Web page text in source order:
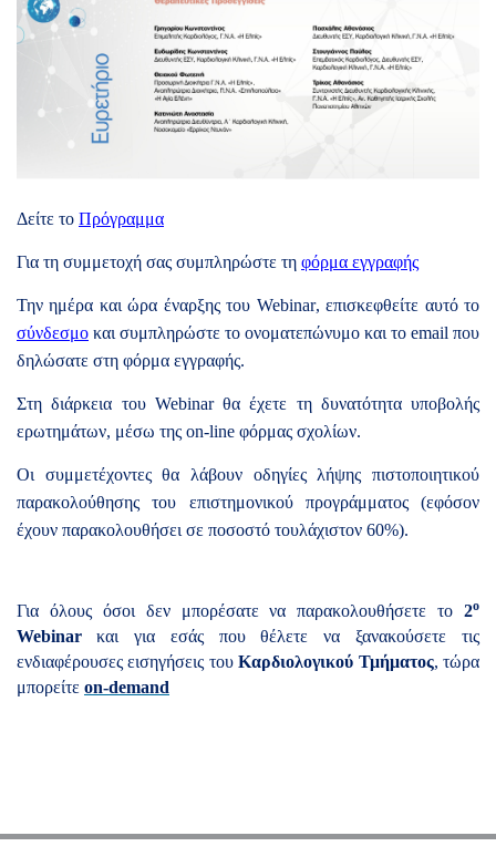
Δείτε το Πρόγραμμα
Για τη συμμετοχή σας συμπληρώστε τη φόρμα εγγραφής
Την ημέρα και ώρα έναρξης του Webinar, επισκεφθείτε αυτό το
σύνδεσμο και συμπληρώστε το ονοματεπώνυμο και το email που
δηλώσατε στη φόρμα εγγραφής.
Στη διάρκεια του Webinar θα έχετε τη δυνατότητα υποβολής
ερωτημάτων, μέσω της on-line φόρμας σχολίων.
Οι συμμετέχοντες θα λάβουν οδηγίες λήψης πιστοποιητικού
παρακολούθησης του επιστημονικού προγράμματος (εφόσον
έχουν παρακολουθήσει σε ποσοστό τουλάχιστον 60%).
Για όλους όσοι δεν μπορέσατε να παρακολουθήσετε το 2ο
Webinar
και για εσάς που θέλετε να ξανακούσετε τις
ενδιαφέρουσες εισηγήσεις τουΚαρδιολογικού Τμήματος, τώρα
μπορείτε on-demand